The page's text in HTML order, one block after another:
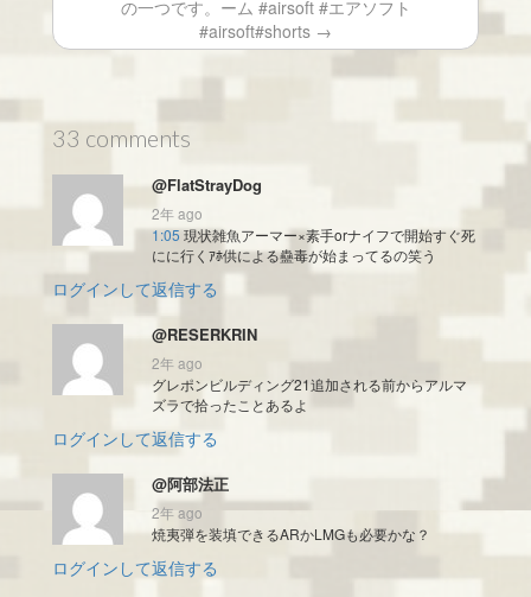
の一つです。ーム #airsoft #エアソフト
#airsoft#shorts →
33 comments
@FlatStrayDog
2年 ago
1:05現状雑魚アーマー×素手orナイフで開始すぐ死
にに行くｱﾎ供による蠱毒が始まってるの笑う
ログインして返信する
@RESERKRIN
2年 ago
グレポンビルディング21追加される前からアルマ
ズラで拾ったことあるよ
ログインして返信する
@阿部法正
2年 ago
焼夷弾を装填できるARかLMGも必要かな？
ログインして返信する